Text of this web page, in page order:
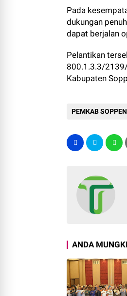
Pada
dukungan
dapat berjalan
Pelantikan
800.1.3.3/
Kabupaten
PEMKAB
ANDA